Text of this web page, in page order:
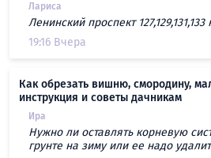
Лариса
Ленинский проспект 127,129,131,133
19:16 Вчера
Как обрезать вишню, смородину,
инструкция и советы дачникам
Ира
Нужно ли оставлять корневую
грунте на зиму или ее надо